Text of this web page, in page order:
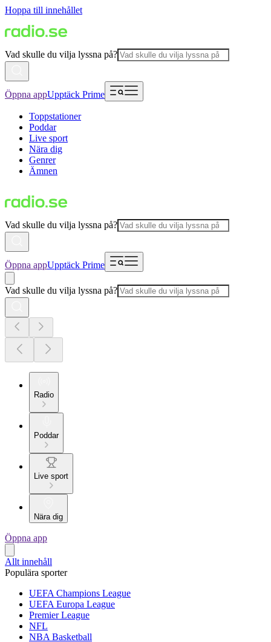
Hoppa till innehållet
Vad skulle du vilja lyssna på?
Öppna appUpptäck Prime
Toppstationer
Poddar
Live sport
Nära dig
Genrer
Ämnen
Vad skulle du vilja lyssna på?
Öppna appUpptäck Prime
Vad skulle du vilja lyssna på?
Radio
Poddar
Live sport
Nära dig
Öppna app
Allt innehåll
Populära sporter
UEFA Champions League
UEFA Europa League
Premier League
NFL
NBA Basketball